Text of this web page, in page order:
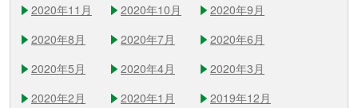
2020年11月
2020年10月
2020年9月
2020年8月
2020年7月
2020年6月
2020年5月
2020年4月
2020年3月
2020年2月
2020年1月
2019年12月